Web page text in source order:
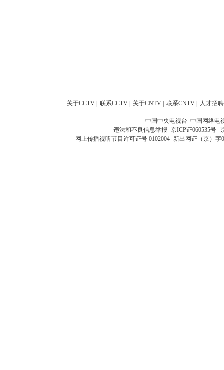
关于CCTV 联系CCTV 关于CNTV 联系CNTV 人才招聘
中国中央电视台 中国网络电
违法和不良信息举报 京ICP证060535号
网上传播视听节目许可证号 0102004 新出网证（京）